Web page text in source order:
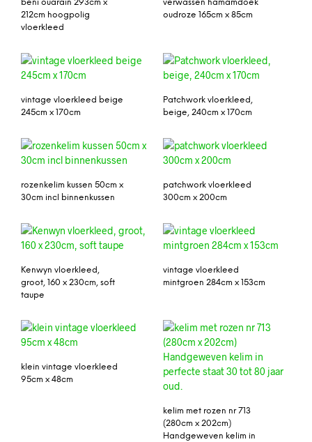
beni ouarain 293cm x
212cm hoogpolig
vloerkleed
verwassen hamamdoek
oudroze 165cm x 85cm
vintage vloerkleed beige
245cm x 170cm
Patchwork vloerkleed,
beige, 240cm x 170cm
rozenkelim kussen 50cm x
30cm incl binnenkussen
patchwork vloerkleed
300cm x 200cm
Kenwyn vloerkleed,
groot, 160 x 230cm, soft
taupe
vintage vloerkleed
mintgroen 284cm x 153cm
klein vintage vloerkleed
95cm x 48cm
kelim met rozen nr 713
(280cm x 202cm)
Handgeweven kelim in